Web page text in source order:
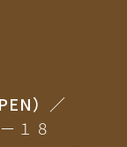
）／
１８